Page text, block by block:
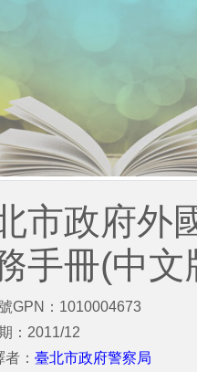
市政府外
手冊(中文
GPN：1010004673
：2011/12
： 臺北市政府警察局